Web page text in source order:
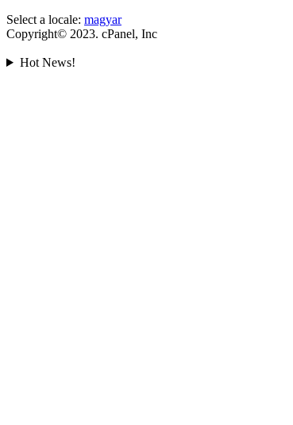
Select a locale: magyar
Copyright© 2023. cPanel, Inc
Hot News!